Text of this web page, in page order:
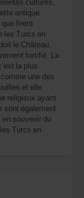
antique
firent
les Turcs en
le Château,
fortifié. La
la plus
une des
et elle
religieux ayant
sont également
souvenir du
Turcs en